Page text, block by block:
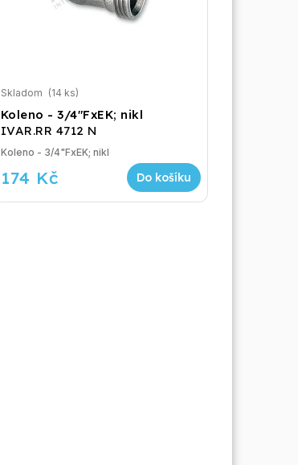
Koleno - 3/4"FxEK; nikl
IVAR.RR 4712 N
Skladom (14 ks)
174 Kč Do košíku
Koleno - 3/4"FxEK; nikl